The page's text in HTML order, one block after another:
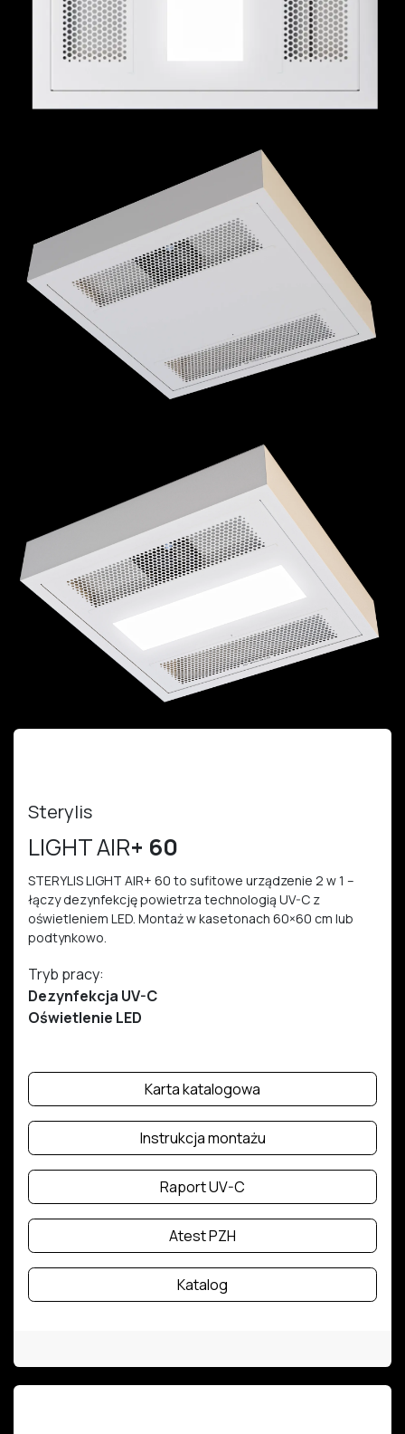
Sterylis
LIGHT AIR+ 60
STERYLIS LIGHT AIR+ 60 to sufitowe urządzenie 2 w 1 –
łączy dezynfekcję powietrza technologią UV-C z
oświetleniem LED. Montaż w kasetonach 60×60 cm lub
podtynkowo.
Tryb pracy:
Dezynfekcja UV-C
Oświetlenie LED
Karta katalogowa
Instrukcja montażu
Raport UV-C
Atest PZH
Katalog